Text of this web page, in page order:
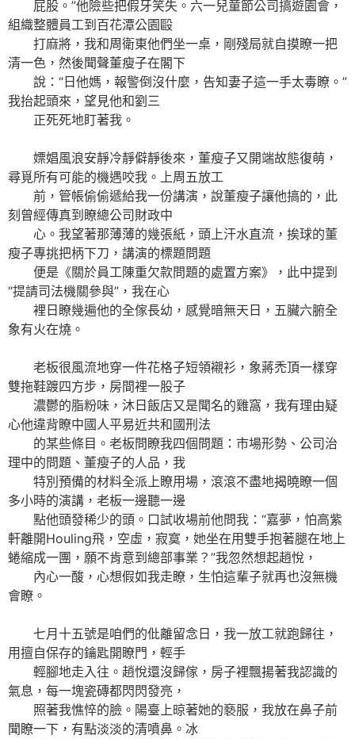
屁股。”他險些把假牙笑失。六一兒童節公司搞遊園會，
組織整體員工到百花潭公園毆
打麻將，我和周衛東他們坐一桌，剛殘局就自摸瞭一把
清一色，然後聞聲董瘦子在閣下
說：“日他媽，報警倒沒什麼，告知妻子這一手太毒瞭。”
我抬起頭來，望見他和劉三
正死死地盯著我。
嫖娼風浪安靜冷靜僻靜後來，董瘦子又開端故態復萌，
尋覓所有可能的機遇咬我。上周五放工
前，管帳偷偷遞給我一份講演，說董瘦子讓他搞的，此
刻曾經傳真到瞭總公司財政中
心。我望著那薄薄的幾張紙，頭上汗水直流，挨球的董
瘦子專挑把柄下刀，講演的標題問題
便是《關於員工陳重欠款問題的處置方案》，此中提到
“提請司法機關參與”，我在心
裡日瞭幾遍他的全傢長幼，感覺暗無天日，五臟六腑全
象有火在燒。
老板很風流地穿一件花格子短領襯衫，象蔣禿頂一樣穿
雙拖鞋踱四方步，房間裡一股子
濃鬱的脂粉味，沐日飯店又是聞名的雞窩，我有理由疑
心他違背瞭中國人平易近共和國刑法
的某些條目。老板問瞭我四個問題：市場形勢、公司治
理中的問題、董瘦子的人品，我
特別預備的材料全派上瞭用場，滾滾不盡地揭曉瞭一個
多小時的演講，老板一邊聽一邊
點他頭發稀少的頭。口試收場前他問我：“嘉夢，怕高紫
軒離開Houling飛，空虛，寂寞，她坐在用雙手抱著腿在地上
蜷縮成一團，願不肯意到總部事業？”我忽然想起趙悅，
內心一酸，心想假如我走瞭，生怕這輩子就再也沒無機
會瞭。
七月十五號是咱們的仳離留念日，我一放工就跑歸往，
用擅自保存的鑰匙開瞭門，輕手
輕腳地走入往。趙悅還沒歸傢，房子裡飄揚著我認識的
氣息，每一塊瓷磚都閃閃發亮，
照著我憔悴的臉。陽臺上晾著她的褻服，我放在鼻子前
聞瞭一下，有點淡淡的清噴鼻。冰